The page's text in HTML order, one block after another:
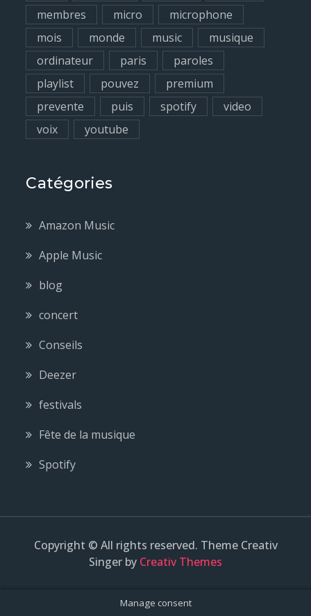
membres
micro
microphone
mois
monde music
musique
ordinateur
paris
paroles
playlist
pouvez
premium
prevente
puis spotify
video
voix
youtube
Catégories
Amazon Music
Apple Music
blog
concert
Conseils
Deezer
festivals
Fête de la musique
Spotify
Copyright © All rights reserved. Theme Creativ
Singer by Creativ Themes
Manage consent